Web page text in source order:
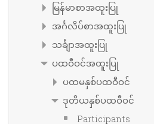
မြန်မာစာအထူးပြု
အင်္ဂလိပ်စာအထူးပြု
သင်္ချာအထူးပြု
ပထဝီဝင်အထူးပြု
ပထမနှစ်ပထဝီဝင်
ဒုတိယနှစ်ပထဝီဝင်
Participants